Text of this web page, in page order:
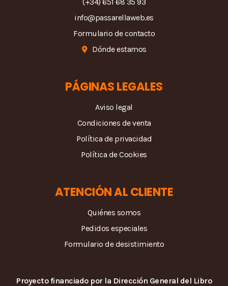
info@passarellaweb.es
Formulario de contacto
Dónde estamos
PÁGINAS LEGALES
Aviso legal
Condiciones de venta
Política de privacidad
Política de Cookies
ATENCIÓN AL CLIENTE
Quiénes somos
Pedidos especiales
Formulario de desistimiento
Proyecto financiado por la Dirección General del Libro